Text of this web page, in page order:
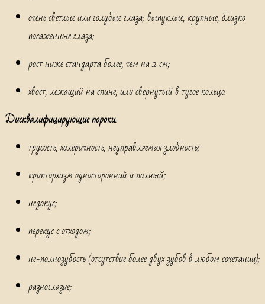
очень светлые или голубые глаза; выпуклые, крупные, близко
посаженные глаза;
рост ниже стандарта более, чем на 2 см;
хвост, лежащий на спине, или свернутый в тугое кольцо.
Дисквалифицирующие пороки.
трусость, холеричность, неуправляемая злобность;
крипторхизм односторонний и полный;
недокус;
перекус с отходом;
не-полнозубость (отсутствие более двух зубов в любом сочетании);
разноглазие;